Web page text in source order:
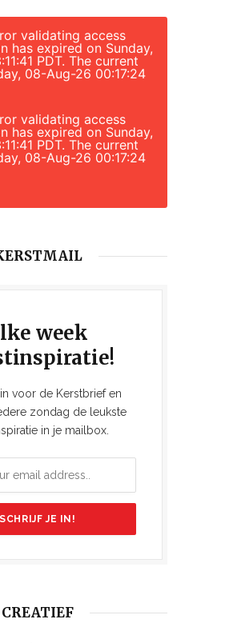
validating access
has expired on Sunday,
PDT. The current
08-Aug-26 00:17:24
validating access
has expired on Sunday,
PDT. The current
08-Aug-26 00:17:24
week
voor de Kerstbrief en
zondag de leukste
in je mailbox.
CREATIEF